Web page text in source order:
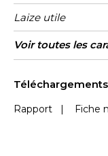
Laize utile
Raccord
Test
Martindale
Usage
martindale
Wyzenbeek
Sens
Poids g/m²
Usage
Entretien
Pays
d'origine
Rapport
Horizontal
Voir toutes les
Rapport | Fiche